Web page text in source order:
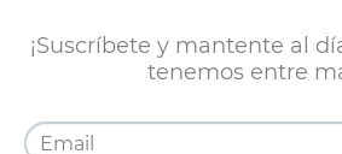
¡Suscríbete y mantente al
tenemos entre